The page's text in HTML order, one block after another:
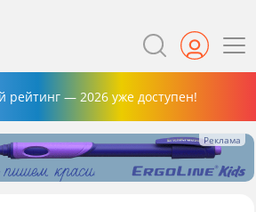
рейтинг — 2026 уже доступен!